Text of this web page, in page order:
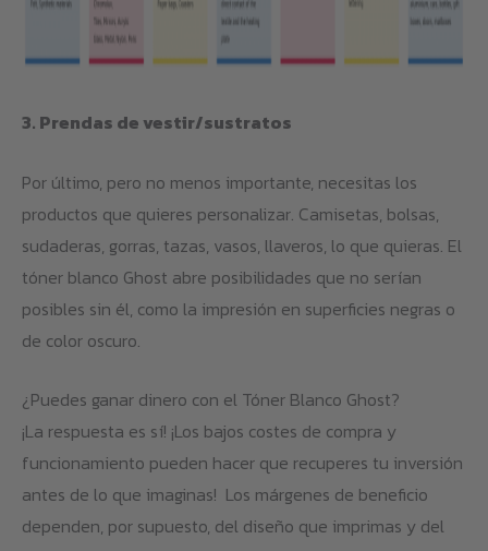
3. Prendas de vestir/sustratos
Por último, pero no menos importante, necesitas los
productos que quieres personalizar. Camisetas, bolsas,
sudaderas, gorras, tazas, vasos, llaveros, lo que quieras. El
tóner blanco Ghost abre posibilidades que no serían
posibles sin él, como la impresión en superficies negras o
de color oscuro.
¿Puedes ganar dinero con el Tóner Blanco Ghost?
¡La respuesta es sí! ¡Los bajos costes de compra y
funcionamiento pueden hacer que recuperes tu inversión
antes de lo que imaginas! Los márgenes de beneficio
dependen, por supuesto, del diseño que imprimas y del